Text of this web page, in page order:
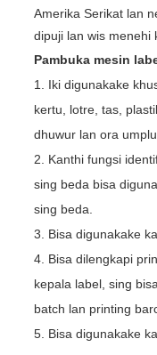
Amerika Serikat lan
dipuji lan wis menehi
Pambuka mesin
1. Iki digunakake
kertu, lotre, tas,
dhuwur lan ora
2. Kanthi fungsi
sing beda bisa
sing beda.
3. Bisa digunakake
4. Bisa dilengkapi
kepala label, sing
batch lan printing
5. Bisa digunakake